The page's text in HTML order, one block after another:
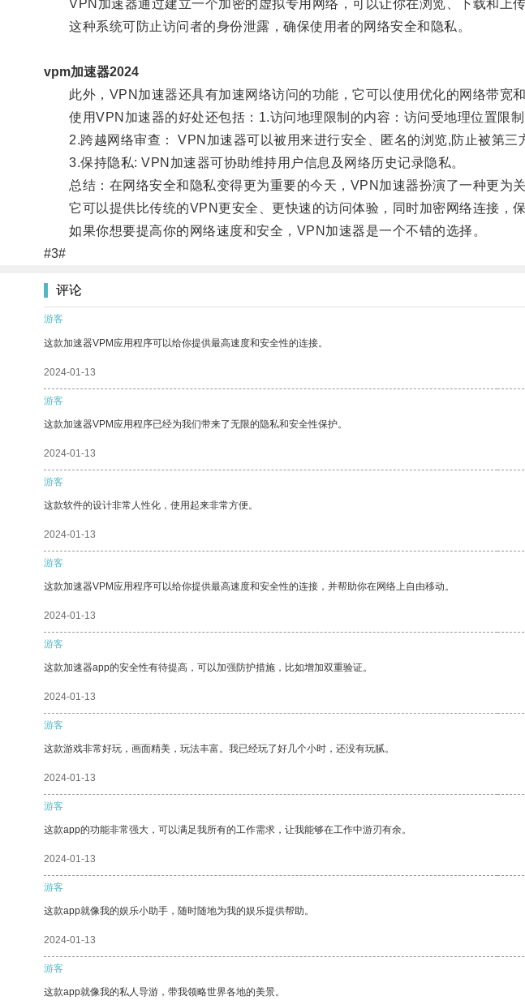
VPN加速器通过建立一个加密的虚拟专用网络，可以让你在浏览、下载和上传
这种系统可防止访问者的身份泄露，确保使用者的网络安全和隐私。
vpm加速器2024
此外，VPN加速器还具有加速网络访问的功能，它可以使用优化的网络带宽和
使用VPN加速器的好处还包括：1.访问地理限制的内容：访问受地理位置限制
2.跨越网络审查： VPN加速器可以被用来进行安全、匿名的浏览,防止被第三
3.保持隐私: VPN加速器可协助维持用户信息及网络历史记录隐私。
总结：在网络安全和隐私变得更为重要的今天，VPN加速器扮演了一种更为关
它可以提供比传统的VPN更安全、更快速的访问体验，同时加密网络连接，保
如果你想要提高你的网络速度和安全，VPN加速器是一个不错的选择。
#3#
评论
游客
这款加速器VPM应用程序可以给你提供最高速度和安全性的连接。
2024-01-13
游客
这款加速器VPM应用程序已经为我们带来了无限的隐私和安全性保护。
2024-01-13
游客
这款软件的设计非常人性化，使用起来非常方便。
2024-01-13
游客
这款加速器VPM应用程序可以给你提供最高速度和安全性的连接，并帮助你在网络上自由移动。
2024-01-13
游客
这款加速器app的安全性有待提高，可以加强防护措施，比如增加双重验证。
2024-01-13
游客
这款游戏非常好玩，画面精美，玩法丰富。我已经玩了好几个小时，还没有玩腻。
2024-01-13
游客
这款app的功能非常强大，可以满足我所有的工作需求，让我能够在工作中游刃有余。
2024-01-13
游客
这款app就像我的娱乐小助手，随时随地为我的娱乐提供帮助。
2024-01-13
游客
这款app就像我的私人导游，带我领略世界各地的美景。